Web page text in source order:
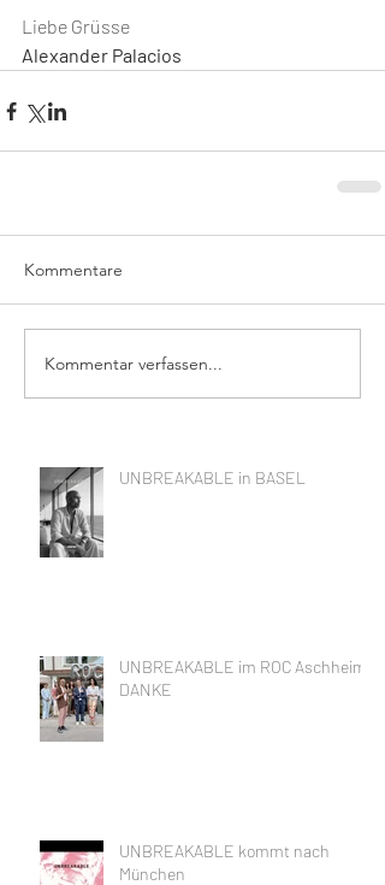
Liebe Grüsse
Alexander Palacios
Kommentare
Kommentar verfassen...
UNBREAKABLE in BASEL
UNBREAKABLE im ROC Aschheim,
DANKE
UNBREAKABLE kommt nach
München